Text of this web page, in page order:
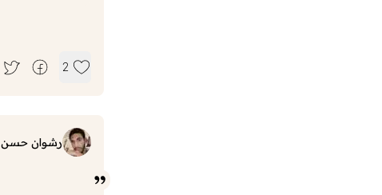
2
رشوان حسن